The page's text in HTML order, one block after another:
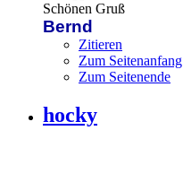
Schönen Gruß
Bernd
Zitieren
Zum Seitenanfang
Zum Seitenende
hocky